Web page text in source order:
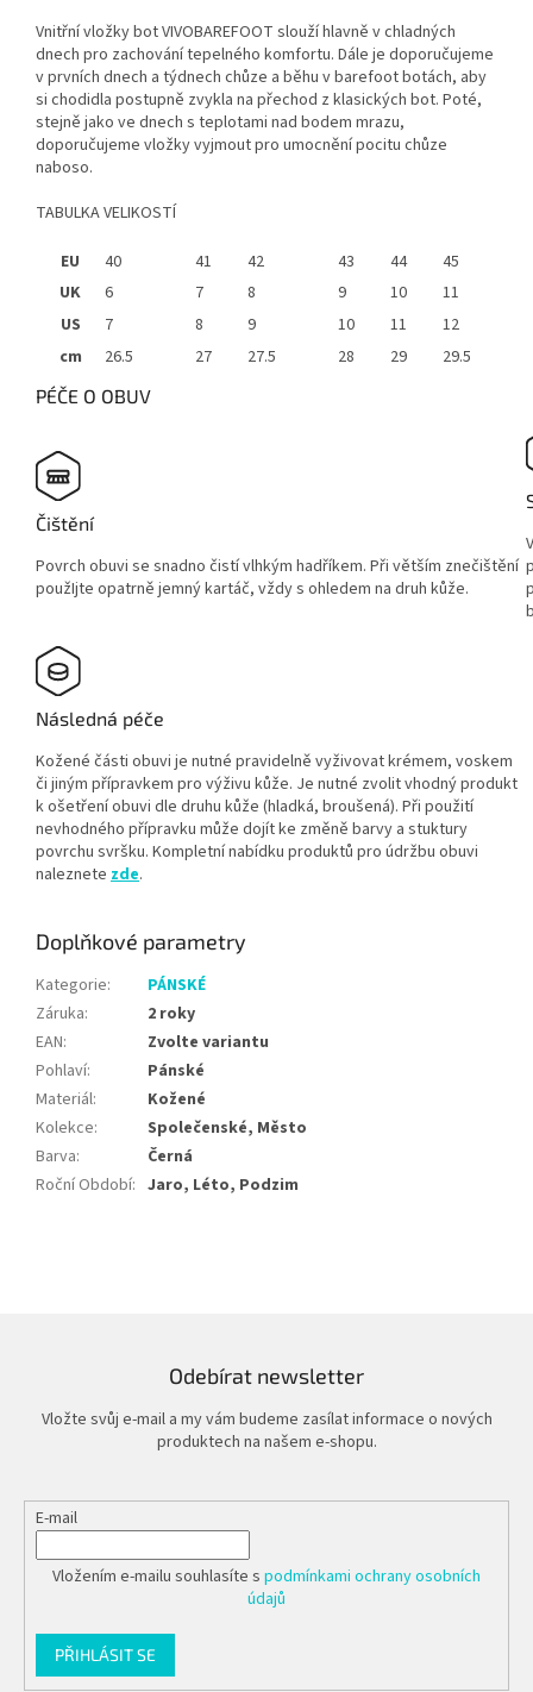
Vnitřní vložky bot VIVOBAREFOOT slouží hlavně v chladných
dnech pro zachování tepelného komfortu. Dále je doporučujeme
v prvních dnech a týdnech chůze a běhu v barefoot botách, aby
si chodidla postupně zvykla na přechod z klasických bot. Poté,
stejně jako ve dnech s teplotami nad bodem mrazu,
doporučujeme vložky vyjmout pro umocnění pocitu chůze
naboso.
TABULKA VELIKOSTÍ
EU 40 41 42 43 44
45
UK
6 7 8 9 10
11
US
7 8 9 10 11
12
cm
26.5 27 27.5 28 29 29.5
PÉČE O OBUV
Čištění
Povrch obuvi se snadno čistí vlhkým hadříkem. Při větším znečištění
použIjte opatrně jemný kartáč, vždy s ohledem na druh kůže.
Následná péče
Kožené části obuvi je nutné pravidelně vyživovat krémem, voskem
či jiným přípravkem pro výživu kůže. Je nutné zvolit vhodný produkt
k ošetření obuvi dle druhu kůže (hladká, broušená). Při použití
nevhodného přípravku může dojít ke změně barvy a stuktury
povrchu svršku. Kompletní nabídku produktů pro údržbu obuvi
naleznete zde.
Doplňkové parametry
Kategorie:
PÁNSKÉ
Záruka:
2 roky
EAN:
Zvolte variantu
Pohlaví:
Pánské
Materiál:
Kožené
Kolekce:
Společenské, Město
Barva:
Černá
Roční Období: Jaro, Léto, Podzim
Odebírat newsletter
Vložte svůj e-mail a my vám budeme zasílat informace o nových
produktech na našem e-shopu.
E-mail
Vložením e-mailu souhlasíte s podmínkami ochrany osobních
údajů
PŘIHLÁSIT SE